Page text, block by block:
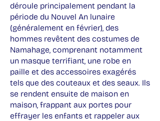
déroule principalement pendant la
période du Nouvel An lunaire
(généralement en février), des
hommes revêtent des costumes de
Namahage, comprenant notamment
un masque terrifiant, une robe en
paille et des accessoires exagérés
tels que des couteaux et des seaux. Ils
se rendent ensuite de maison en
maison, frappant aux portes pour
effrayer les enfants et rappeler aux